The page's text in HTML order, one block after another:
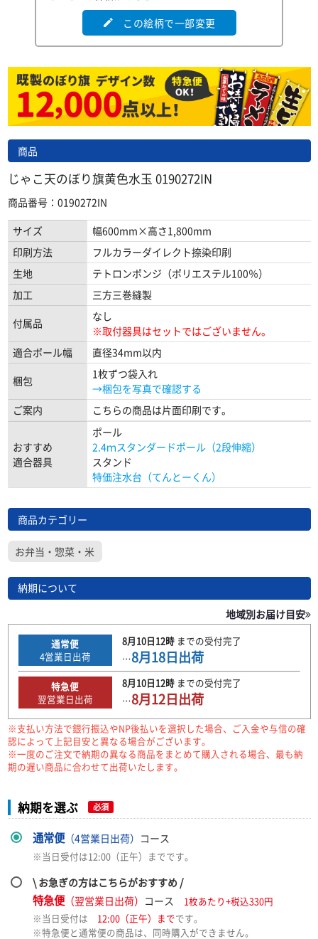
edit この絵柄で一部変更
商品
じゃこ天のぼり旗黄色水玉 0190272IN
商品番号：0190272IN
サイズ
幅600mm×高さ1,800mm
印刷方法
フルカラーダイレクト捺染印刷
生地
テトロンポンジ（ポリエステル100％）
加工
三方三巻縫製
付属品
なし
※取付器具はセットではございません。
適合ポール幅
直径34mm以内
梱包
1枚ずつ袋入れ
→梱包を写真で確認する
ご案内
こちらの商品は片面印刷です。
おすすめ
適合器具
ポール
2.4ｍスタンダードポール（2段伸縮）
スタンド
特価注水台（てんとーくん）
商品カテゴリー
お弁当・惣菜・米
納期について
地域別お届け目安
通常便
4営業日出荷
8月10日12時までの受付完了
…8月18日出荷
特急便
翌営業日出荷
8月10日12時までの受付完了
…8月12日出荷
※支払い方法で銀行振込やNP後払いを選択した場合、ご入金や与信の確
認によって上記目安と異なる場合がございます。
※一度のご注文で納期の異なる商品をまとめて購入される場合、最も納
期の遅い商品に合わせて出荷いたします。
納期を選ぶ 必須
通常便（4営業日出荷） コース
※当日受付は12:00（正午）までです。
\ お急ぎの方はこちらがおすすめ /
特急便（翌営業日出荷） コース
1枚あたり+税込330円
※当日受付は 12:00（正午）までです。
※特急便と通常便の商品は、同時購入ができません。